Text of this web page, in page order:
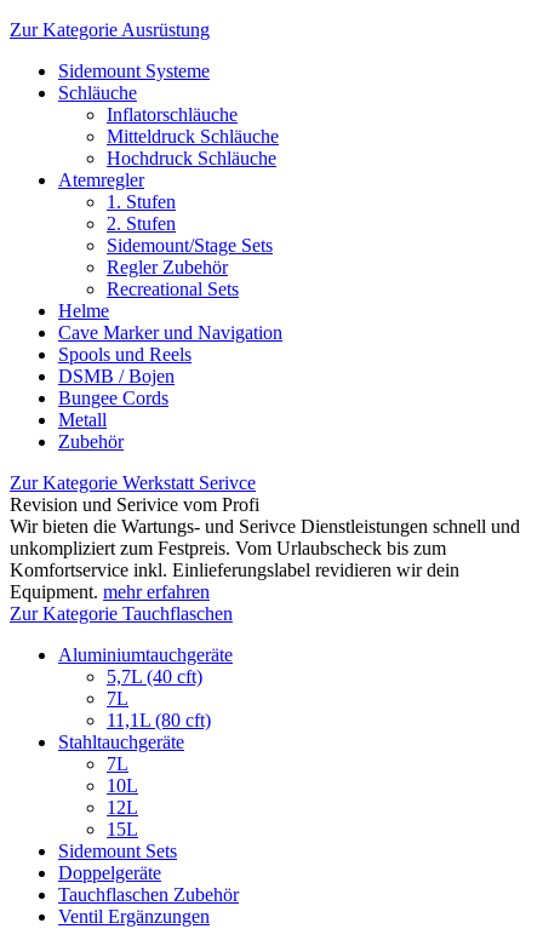
Zur Kategorie Ausrüstung
Sidemount Systeme
Schläuche
Inflatorschläuche
Mitteldruck Schläuche
Hochdruck Schläuche
Atemregler
1. Stufen
2. Stufen
Sidemount/Stage Sets
Regler Zubehör
Recreational Sets
Helme
Cave Marker und Navigation
Spools und Reels
DSMB / Bojen
Bungee Cords
Metall
Zubehör
Zur Kategorie Werkstatt Serivce
Revision und Serivice vom Profi
Wir bieten die Wartungs- und Serivce Dienstleistungen schnell und
unkompliziert zum Festpreis. Vom Urlaubscheck bis zum
Komfortservice inkl. Einlieferungslabel revidieren wir dein
Equipment. mehr erfahren
Zur Kategorie Tauchflaschen
Aluminiumtauchgeräte
5,7L (40 cft)
7L
11,1L (80 cft)
Stahltauchgeräte
7L
10L
12L
15L
Sidemount Sets
Doppelgeräte
Tauchflaschen Zubehör
Ventil Ergänzungen